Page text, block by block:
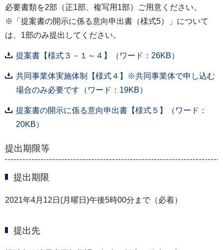
必要書類を2部（正1部、複写用1部）ご用意ください。
※「提案書の開示に係る意向申出書（様式5）」について
は、1部のみ提出してください。
提案書【様式３－１～４】（ワード：26KB）
共同事業体実施体制【様式４】※共同事業体で申し込む
場合のみ必要です（ワード：19KB）
提案書の開示に係る意向申出書【様式５】（ワード：
20KB）
提出期限等
提出期限
2021年4月12日(月曜日)午後5時00分まで（必着）
提出先